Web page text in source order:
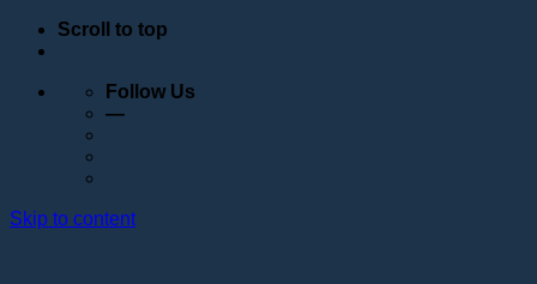
Scroll to top
Follow Us
—
Skip to content